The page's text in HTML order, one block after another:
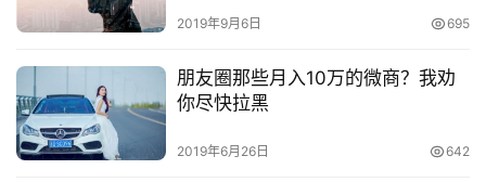
2019年9月6日 695
朋友圈那些月入10万的微商？我劝
你尽快拉黑
2019年6月26日 642